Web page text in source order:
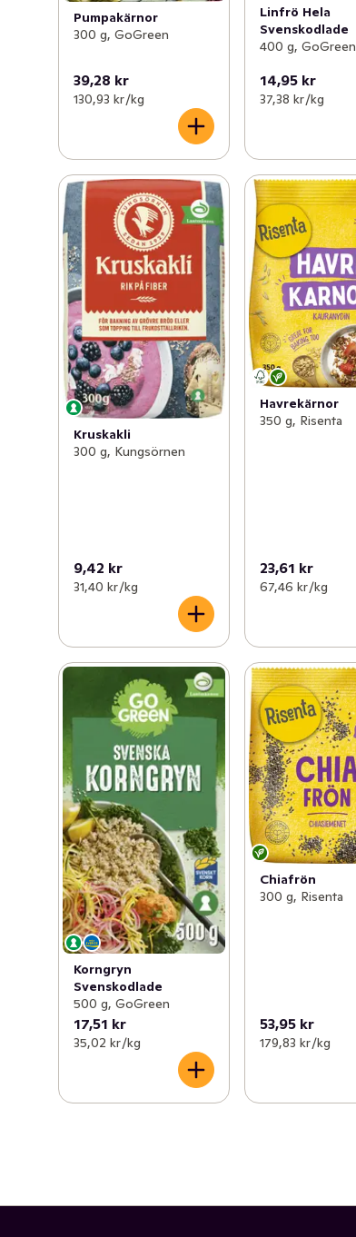
Pumpakärnor
300 g, GoGreen
39,28 kr
130,93 kr /kg
Linfrö Hela
Svenskodlade
400 g, GoGreen
14,95 kr
37,38 kr /kg
Kruskakli
300 g, Kungsörnen
9,42 kr
31,40 kr /kg
Havrekärnor
350 g, Risenta
23,61 kr
67,46 kr /kg
Korngryn
Svenskodlade
500 g, GoGreen
17,51 kr
35,02 kr /kg
Chiafrön
300 g, Risenta
53,95 kr
179,83 kr /kg